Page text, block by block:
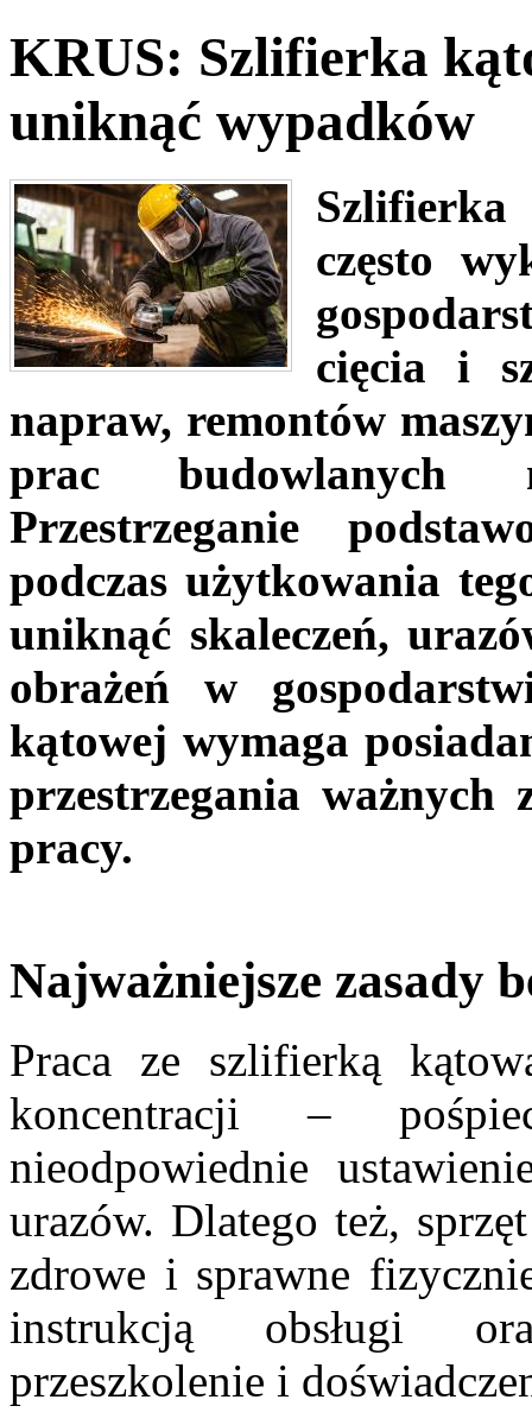
KRUS: Szlifierka
uniknąć wypadków
często
cięcia i
napraw, remontów
prac budowlanych
Przestrzeganie
podczas użytkowania
uniknąć skaleczeń,
obrażeń w
kątowej wymaga
przestrzegania ważnych
pracy.
Najważniejsze zasady
Praca ze szlifierką
koncentracji –
nieodpowiednie
urazów. Dlatego też,
zdrowe i sprawne
instrukcją obsługi
przeszkolenie i